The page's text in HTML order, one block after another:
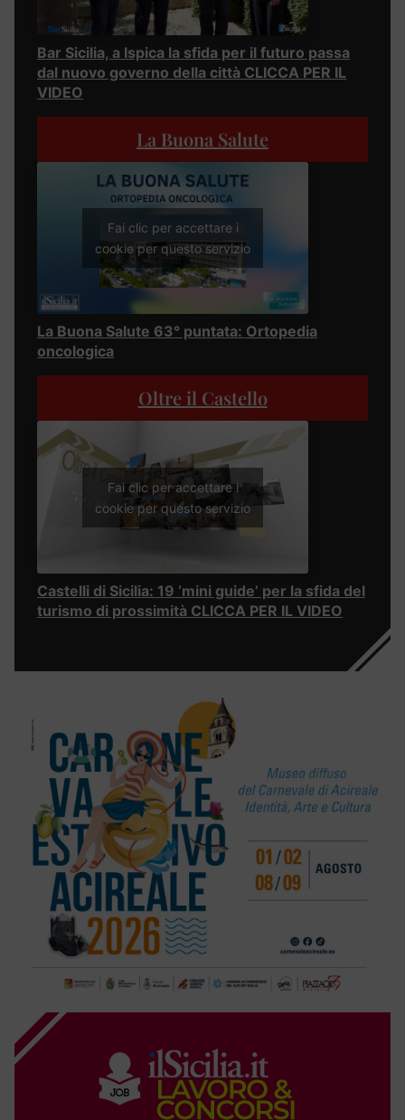
Bar Sicilia, a Ispica la sfida per il futuro passa
dal nuovo governo della città CLICCA PER IL
VIDEO
La Buona Salute
Fai clic per accettare i
cookie per questo servizio
La Buona Salute 63° puntata: Ortopedia
oncologica
Oltre il Castello
Fai clic per accettare i
cookie per questo servizio
Castelli di Sicilia: 19 ‘mini guide’ per la sfida del
turismo di prossimità CLICCA PER IL VIDEO